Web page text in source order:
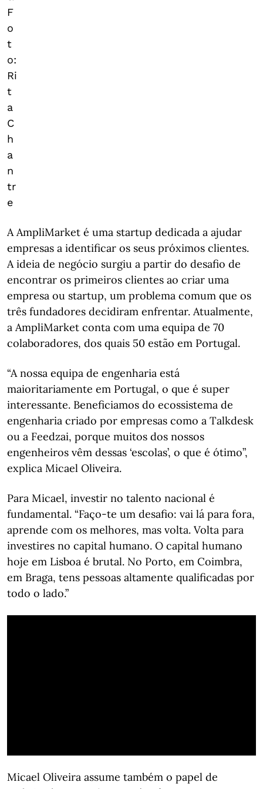
F
o
t
o:
Ri
t
a
C
h
a
n
tr
e
A AmpliMarket é uma startup dedicada a ajudar
empresas a identificar os seus próximos clientes.
A ideia de negócio surgiu a partir do desafio de
encontrar os primeiros clientes ao criar uma
empresa ou startup, um problema comum que os
três fundadores decidiram enfrentar. Atualmente,
a AmpliMarket conta com uma equipa de 70
colaboradores, dos quais 50 estão em Portugal.
“A nossa equipa de engenharia está
maioritariamente em Portugal, o que é super
interessante. Beneficiamos do ecossistema de
engenharia criado por empresas como a Talkdesk
ou a Feedzai, porque muitos dos nossos
engenheiros vêm dessas ‘escolas’, o que é ótimo”,
explica Micael Oliveira.
Para Micael, investir no talento nacional é
fundamental. “Faço-te um desafio: vai lá para fora,
aprende com os melhores, mas volta. Volta para
investires no capital humano. O capital humano
hoje em Lisboa é brutal. No Porto, em Coimbra,
em Braga, tens pessoas altamente qualificadas por
todo o lado.”
Micael Oliveira assume também o papel de